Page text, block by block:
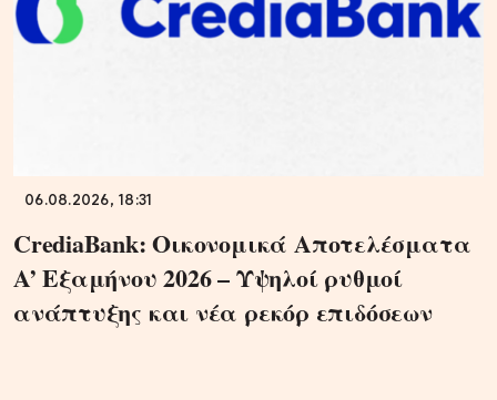
06.08.2026, 18:31
CrediaBank: Οικονομικά Αποτελέσματα
A’ Εξαμήνου 2026 – Υψηλοί ρυθμοί
ανάπτυξης και νέα ρεκόρ επιδόσεων